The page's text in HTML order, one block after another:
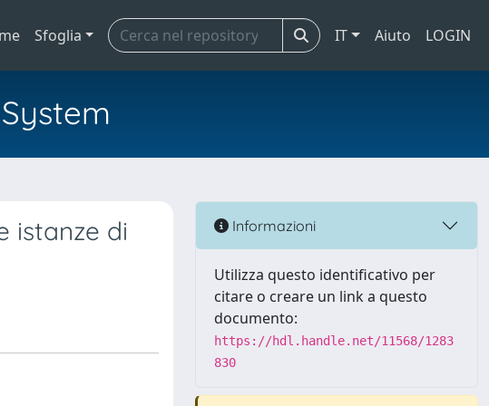
Sfoglia IT Aiuto LOGIN
istanze di
Informazioni
Utilizza questo identificativo per
citare o creare un link a questo
documento:
https://hdl.handle.net/11568/1283
830